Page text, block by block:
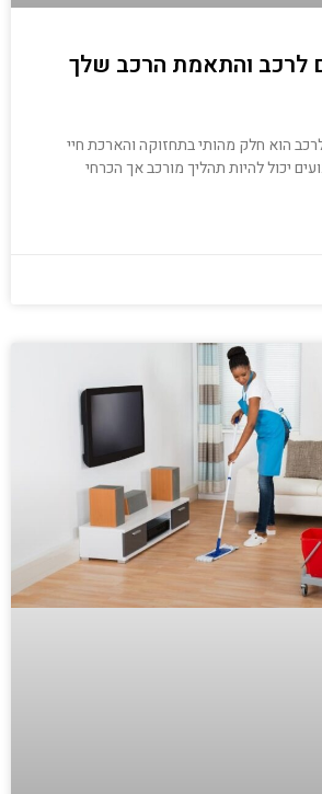
לרכב והתאמת הרכב שלך
הוא חלק מהותי בתחזוקה והארכת חיי
יכול להיות תהליך מורכב אך הכרחי